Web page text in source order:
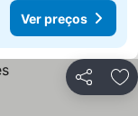
Ver preços
Partilhar